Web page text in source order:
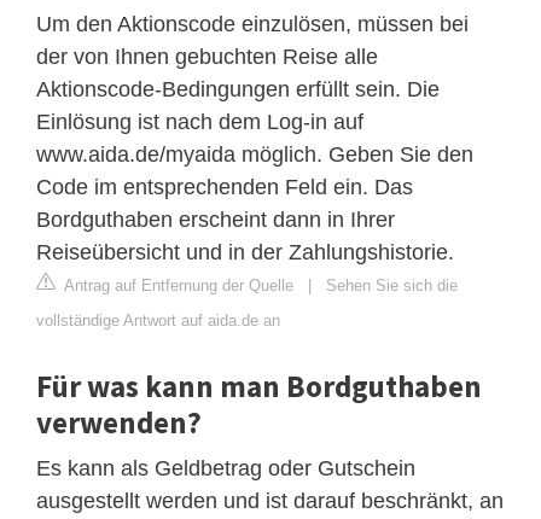
Um den Aktionscode einzulösen, müssen bei
der von Ihnen gebuchten Reise alle
Aktionscode-Bedingungen erfüllt sein. Die
Einlösung ist nach dem Log-in auf
www.aida.de/myaida möglich. Geben Sie den
Code im entsprechenden Feld ein. Das
Bordguthaben erscheint dann in Ihrer
Reiseübersicht und in der Zahlungshistorie.
Antrag auf Entfernung der Quelle
Sehen Sie sich die
vollständige Antwort auf aida.de an
Für was kann man Bordguthaben
verwenden?
Es kann als Geldbetrag oder Gutschein
ausgestellt werden und ist darauf beschränkt, an